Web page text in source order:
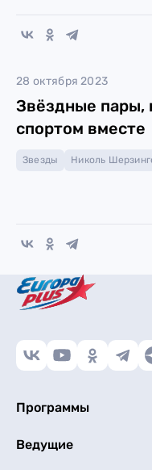
28 октября 2023
Звёздные пары,
спортом вместе
Звезды Николь
Программы
Ведущие